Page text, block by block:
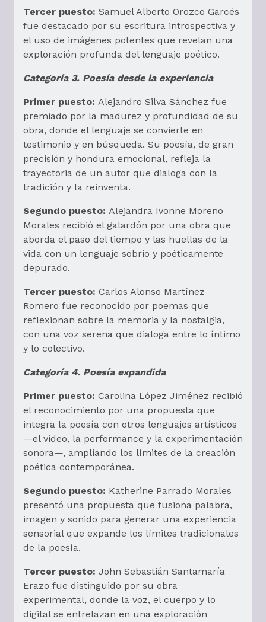
Tercer puesto: Samuel Alberto Orozco Garcés
fue destacado por su escritura introspectiva y
el uso de imágenes potentes que revelan una
exploración profunda del lenguaje poético.
Categoría 3. Poesía desde la experiencia
Primer puesto: Alejandro Silva Sánchez fue
premiado por la madurez y profundidad de su
obra, donde el lenguaje se convierte en
testimonio y en búsqueda. Su poesía, de gran
precisión y hondura emocional, refleja la
trayectoria de un autor que dialoga con la
tradición y la reinventa.
Segundo puesto: Alejandra Ivonne Moreno
Morales recibió el galardón por una obra que
aborda el paso del tiempo y las huellas de la
vida con un lenguaje sobrio y poéticamente
depurado.
Tercer puesto: Carlos Alonso Martínez
Romero fue reconocido por poemas que
reflexionan sobre la memoria y la nostalgia,
con una voz serena que dialoga entre lo íntimo
y lo colectivo.
Categoría 4. Poesía expandida
Primer puesto: Carolina López Jiménez recibió
el reconocimiento por una propuesta que
integra la poesía con otros lenguajes artísticos
—el video, la performance y la experimentación
sonora—, ampliando los límites de la creación
poética contemporánea.
Segundo puesto: Katherine Parrado Morales
presentó una propuesta que fusiona palabra,
imagen y sonido para generar una experiencia
sensorial que expande los límites tradicionales
de la poesía.
Tercer puesto: John Sebastián Santamaría
Erazo fue distinguido por su obra
experimental, donde la voz, el cuerpo y lo
digital se entrelazan en una exploración